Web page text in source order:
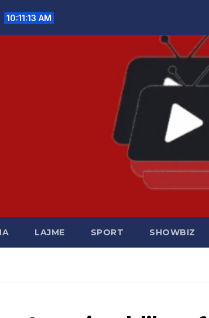
10:11:15 AM
LAJME SPORT SHOWBIZ